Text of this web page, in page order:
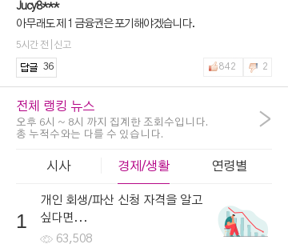
Jucy8***
아무래도 제 1 금융권은 포기해야겠습니다.
5시간 전 | 신고
36 842 2
전체 랭킹 뉴스
오후 6시 ~ 8시 까지 집계한 조회수입니다.
총 누적수와는 다를 수 있습니다.
>
시사 경제/생활 연령별
1
개인 회생/파산 신청 자격을 알고
싶다면...
63,508